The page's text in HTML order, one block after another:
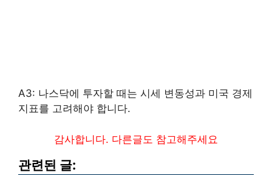
A3: 나스닥에 투자할 때는 시세 변동성과 미국 경제
지표를 고려해야 합니다.
감사합니다. 다른글도 참고해주세요
관련된 글: